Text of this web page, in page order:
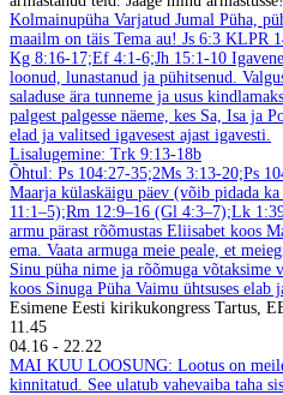
Kolmainupüha Varjatud Jumal Püha,
maailm on täis Tema au! Js 6:3 KLPR
Kg 8:16-17;Ef 4:1-6;Jh 15:1-10
loonud, lunastanud ja pühitsenud.
saladuse ära tunneme ja usus
palgest palgesse näeme, kes Sa, Isa ja
elad ja valitsed igavesest ajast igavesti.
Lisalugemine: Trk 9:13-18b
Õhtul: Ps 104:27-35;2Ms 3:13-20;Ps
Maarja külaskäigu päev (võib pidada
11:1–5);Rm 12:9–16 (Gl 4:3–7);Lk
armu pärast rõõmustas Eliisabet koos
ema. Vaata armuga meie peale, et
Sinu püha nime ja rõõmuga võtaksime
koos Sinuga Püha Vaimu ühtsuses elab
Esimene Eesti kirikukongress Tartus,
11.45
04.16 - 22.22
MAI KUU LOOSUNG: Lootus on
kinnitatud. See ulatub vahevaiba taha